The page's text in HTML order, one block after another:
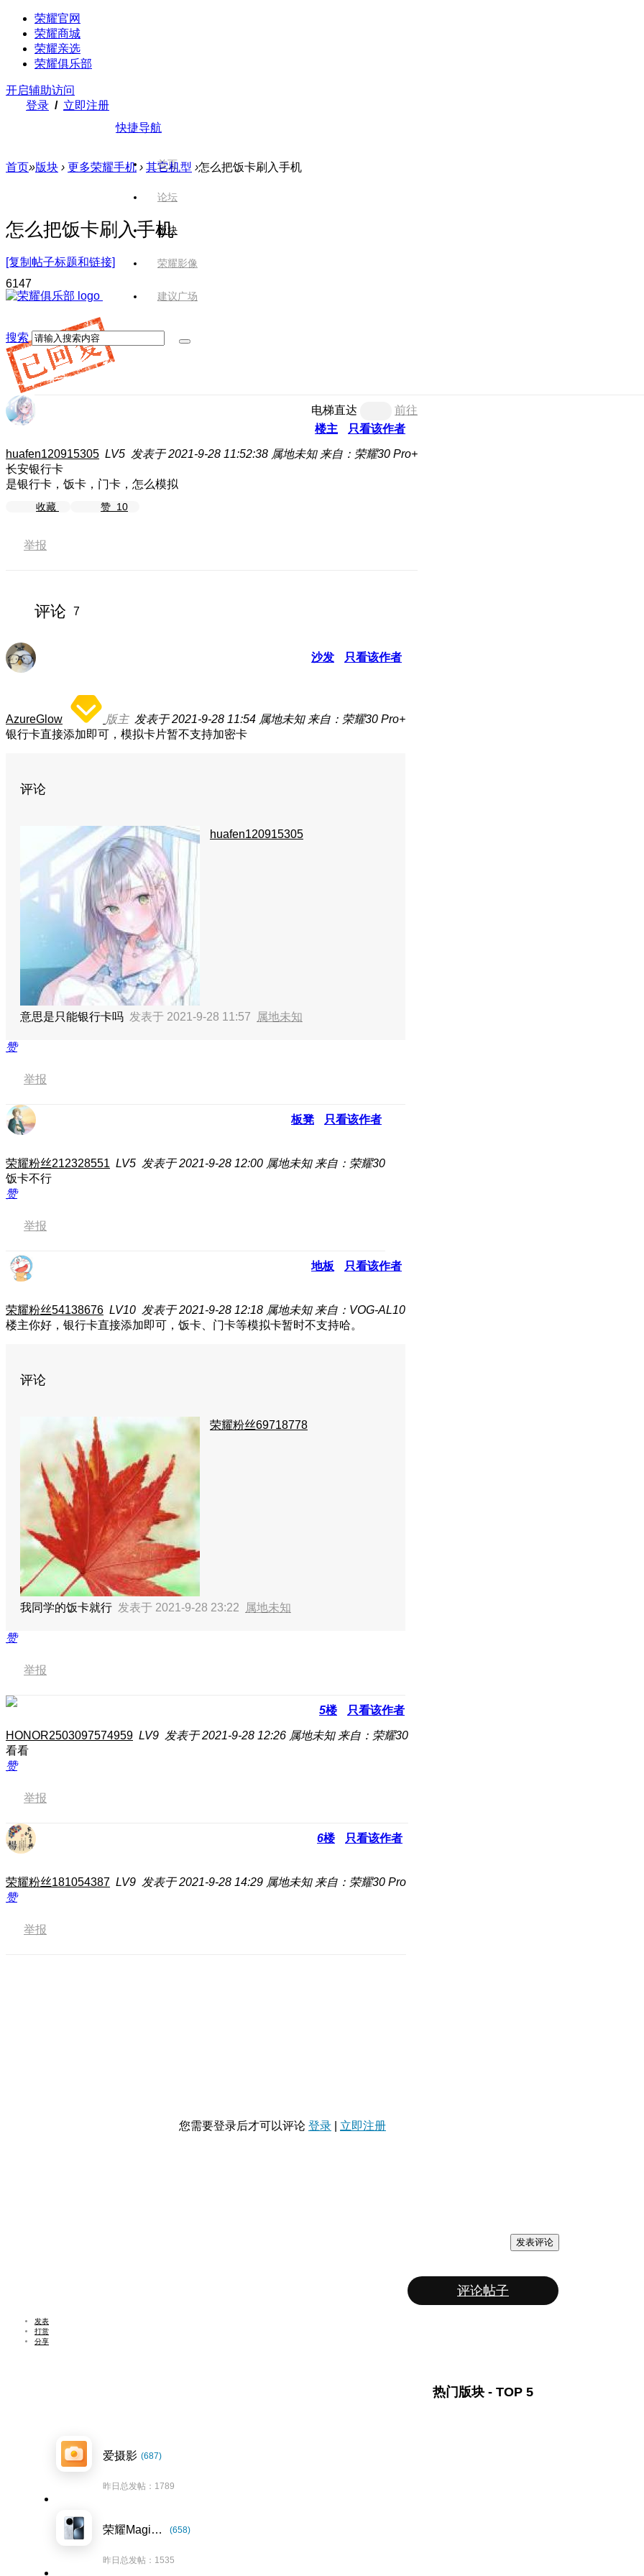
荣耀官网
荣耀商城
荣耀亲选
荣耀俱乐部
开启辅助访问
登录 / 立即注册
快捷导航
首页
论坛
版块
荣耀影像
建议广场
搜索
首页»版块 › 更多荣耀手机 › 其它机型 ›怎么把饭卡刷入手机
怎么把饭卡刷入手机
[复制帖子标题和链接]
6147
电梯直达
前往
楼主
只看该作者
huafen120915305 LV5 发表于 2021-9-28 11:52:38 属地未知 来自：荣耀30 Pro+
长安银行卡
是银行卡，饭卡，门卡，怎么模拟
收藏 赞 10
举报
评论 7
沙发 只看该作者
AzureGlow 版主 发表于 2021-9-28 11:54 属地未知 来自：荣耀30 Pro+
银行卡直接添加即可，模拟卡片暂不支持加密卡
评论
huafen120915305
意思是只能银行卡吗 发表于 2021-9-28 11:57 属地未知
赞
举报
板凳 只看该作者
荣耀粉丝212328551 LV5 发表于 2021-9-28 12:00 属地未知 来自：荣耀30
饭卡不行
赞
举报
地板 只看该作者
荣耀粉丝54138676 LV10 发表于 2021-9-28 12:18 属地未知 来自：VOG-AL10
楼主你好，银行卡直接添加即可，饭卡、门卡等模拟卡暂时不支持哈。
评论
荣耀粉丝69718778
我同学的饭卡就行 发表于 2021-9-28 23:22 属地未知
赞
举报
5楼 只看该作者
HONOR2503097574959 LV9 发表于 2021-9-28 12:26 属地未知 来自：荣耀30
看看
赞
举报
6楼 只看该作者
荣耀粉丝181054387 LV9 发表于 2021-9-28 14:29 属地未知 来自：荣耀30 Pro
赞
举报
您需要登录后才可以评论 登录 立即注册
发表评论
评论帖子
发表
打赏
分享
热门版块 - TOP 5
爱摄影 (687)
昨日总发帖：1789
荣耀Magic7系列 (658)
昨日总发帖：1535